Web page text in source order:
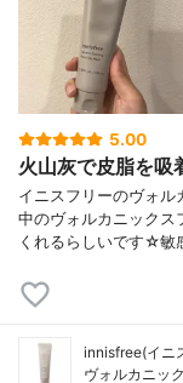
5.00
火山灰で皮脂を吸
イニスフリーのヴォ
中のヴォルカニックス
くれるらしいです☆敏
innisfree(イニ
ヴォルカニッ